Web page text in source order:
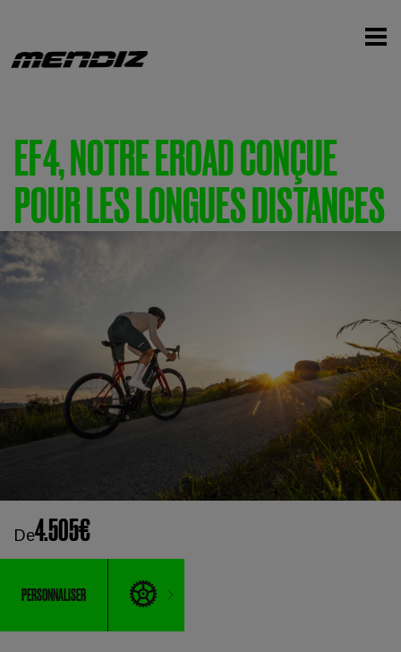
EF4, NOTRE EROAD CONÇUE
POUR LES LONGUES DISTANCES
De4.505€
PERSONNALISER